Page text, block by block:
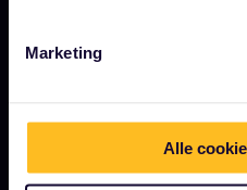
Marketing
Alle
Interrail Pass